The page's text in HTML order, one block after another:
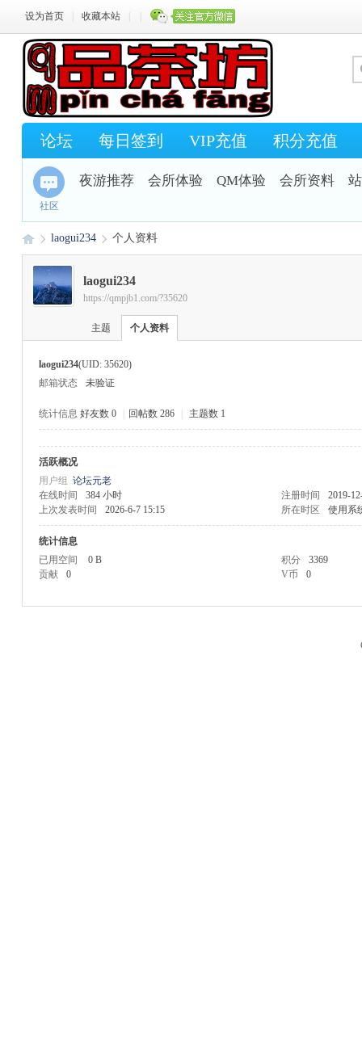
设为首页 收藏本站
论坛 每日签到 VIP充值 积分充值
社区
夜游推荐 会所体验 QM体验 会所资料
›
laogui234 个人资料
laogui234
https://qmpjb1.com/?35620
主题 个人资料
laogui234(UID: 35620)
邮箱状态
未验证
统计信息 好友数 0 回帖数 286 主题数 1
活跃概况
用户组 论坛元老
在线时间
384 小时 注册时间
2019-
上次发表时间
2026-6-7 15:15 所在时区 使用系
统计信息
已用空间
0 B 积分
3369
贡献
0 V币 0